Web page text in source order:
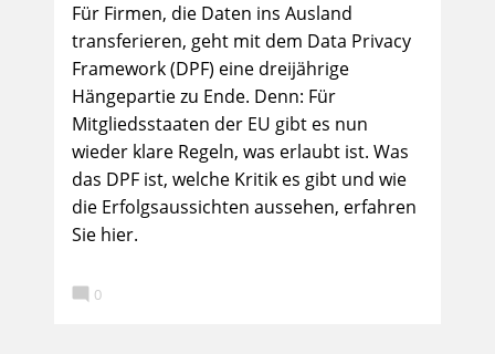
Für Firmen, die Daten ins Ausland
transferieren, geht mit dem Data Privacy
Framework (DPF) eine dreijährige
Hängepartie zu Ende. Denn: Für
Mitgliedsstaaten der EU gibt es nun
wieder klare Regeln, was erlaubt ist. Was
das DPF ist, welche Kritik es gibt und wie
die Erfolgsaussichten aussehen, erfahren
Sie hier.
 0